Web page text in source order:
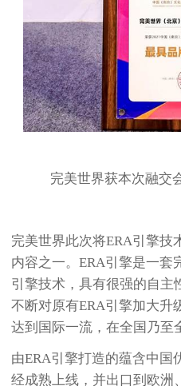
完美世界获本次融交
完美世界此次将ERA引擎技
内容之一。ERA引擎是一套
引擎技术，具有很强的自主
不断对原有ERA引擎加大升
达到国际一流，在全国乃至
由ERA引擎打造的蕴含中国
经成熟上线，并出口到欧洲